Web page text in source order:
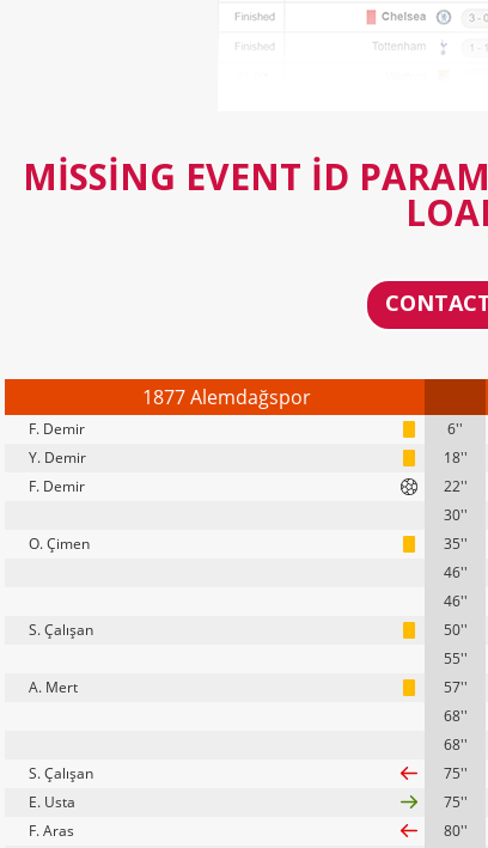
MISSING EVENT ID
1877 Alemdağspor
F. Demir
6''
Y. Demir
18''
F. Demir
22''
30''
O. Çimen
35''
46''
46''
S. Çalışan
50''
55''
A. Mert
57''
68''
68''
S. Çalışan
75''
E. Usta
75''
F. Aras
80''